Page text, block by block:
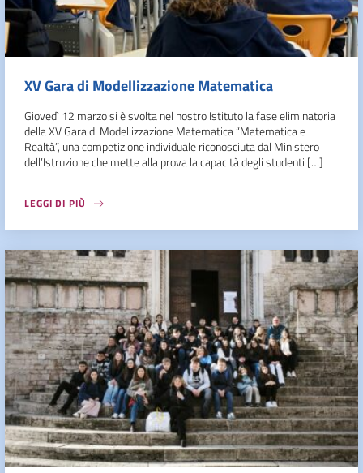
XV Gara di Modellizzazione Matematica
Giovedì 12 marzo si è svolta nel nostro Istituto la fase eliminatoria
della XV Gara di Modellizzazione Matematica “Matematica e
Realtà”, una competizione individuale riconosciuta dal Ministero
dell’Istruzione che mette alla prova la capacità degli studenti […]
LEGGI DI PIÙ